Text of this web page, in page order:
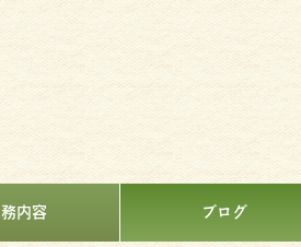
内容 ブログ